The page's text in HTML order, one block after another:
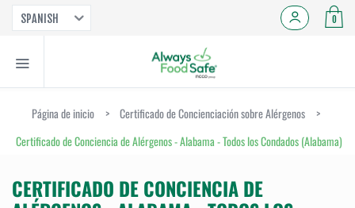
SPANISH 0
Página de inicio > Certificado de Concienciación sobre Alérgenos
>
Certificado de Conciencia de Alérgenos - Alabama - Todos los Condados (Alabama)
CERTIFICADO DE CONCIENCIA DE